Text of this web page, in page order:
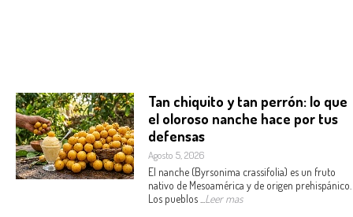
Tan chiquito y tan perrón: lo que
el oloroso nanche hace por tus
defensas
Agosto 5, 2026
El nanche (Byrsonima crassifolia) es un fruto
nativo de Mesoamérica y de origen prehispánico.
Los pueblos ... Leer mas